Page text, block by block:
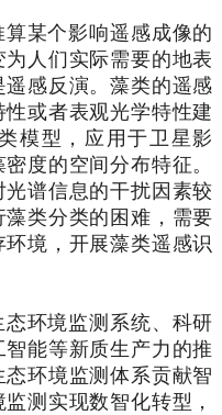
某个影响遥感成像的
人们实际需要的地表
感反演。藻类的遥感
或者表观光学特性建
模型，应用于卫星影
度的空间分布特征。
谱信息的干扰因素较
类分类的困难，需要
境，开展藻类遥感识
环境监测系统、科研
能等新质生产力的推
环境监测体系贡献智
测实现数智化转型，